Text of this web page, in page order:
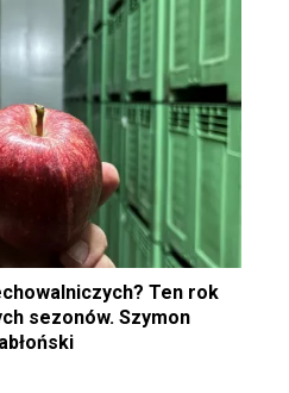
Ten rok
sezonów. Szymon